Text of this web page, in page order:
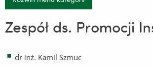
Zespół ds. Promocji
dr inż. Kamil Szmuc